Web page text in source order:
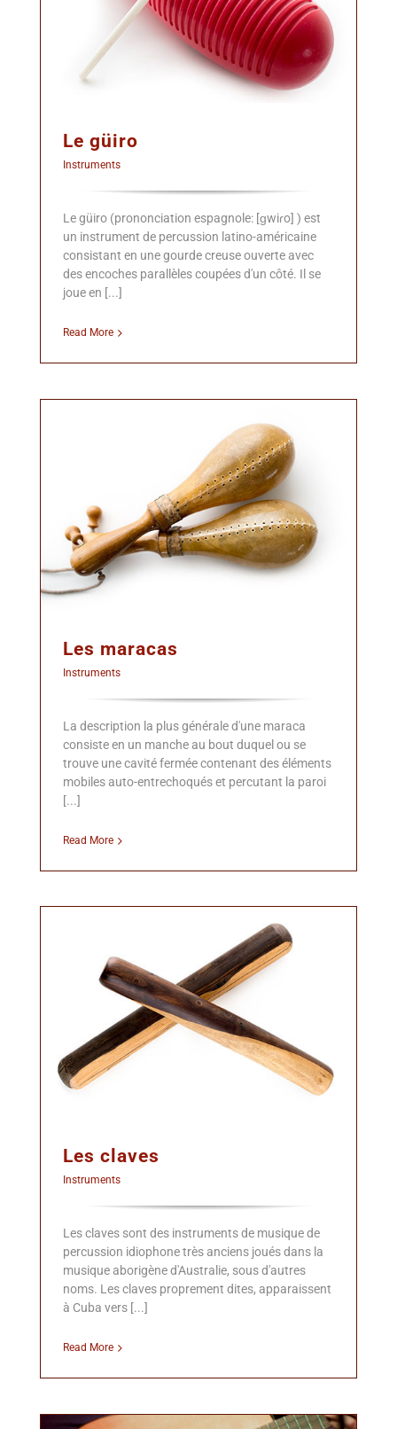
Le güiro
Instruments
Le güiro (prononciation espagnole: [ɡwiɾo] ) est
un instrument de percussion latino-américaine
consistant en une gourde creuse ouverte avec
des encoches parallèles coupées d'un côté. Il se
joue en [...]
Read More
Les maracas
Instruments
La description la plus générale d'une maraca
consiste en un manche au bout duquel ou se
trouve une cavité fermée contenant des éléments
mobiles auto-entrechoqués et percutant la paroi
[...]
Read More
Les claves
Instruments
Les claves sont des instruments de musique de
percussion idiophone très anciens joués dans la
musique aborigène d'Australie, sous d'autres
noms. Les claves proprement dites, apparaissent
à Cuba vers [...]
Read More